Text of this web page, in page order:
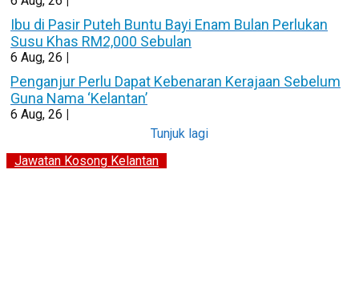
Ibu di Pasir Puteh Buntu Bayi Enam Bulan Perlukan
Susu Khas RM2,000 Sebulan
6 Aug, 26 |
Penganjur Perlu Dapat Kebenaran Kerajaan Sebelum
Guna Nama ‘Kelantan’
6 Aug, 26 |
Tunjuk lagi
Jawatan Kosong Kelantan